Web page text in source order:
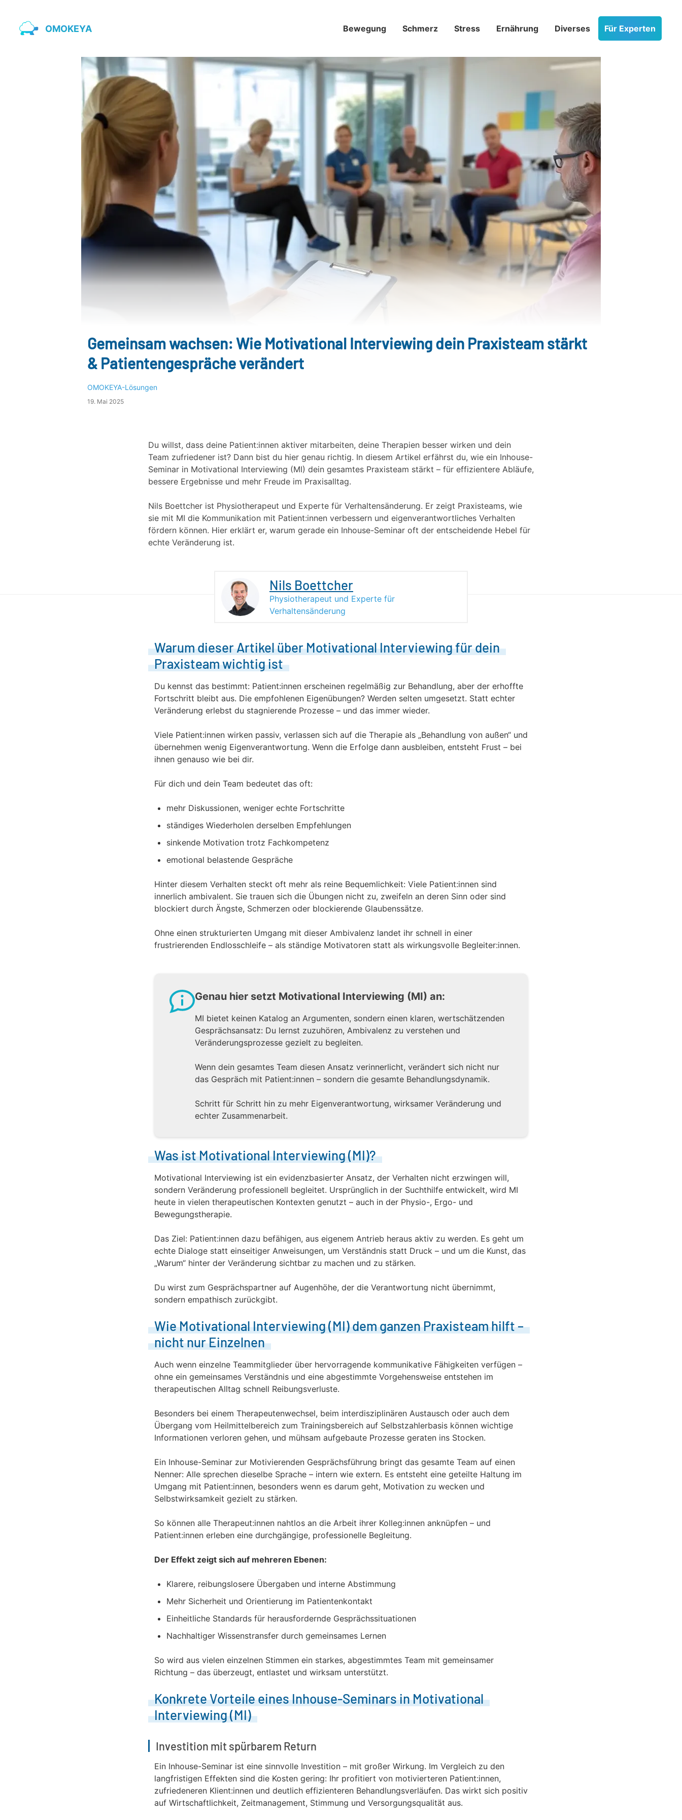
OMOKEYA Für Experten
Bewegung Schmerz­ Stress­ Ernährung Diverses
Gemeinsam wachsen: Wie Motivational Interviewing dein Praxisteam stärkt
& Patientengespräche verändert
OMOKEYA-Lösungen
19. Mai 2025
Du willst, dass deine Patient:innen aktiver mitarbeiten, deine Therapien besser wirken und dein
Team zufriedener ist? Dann bist du hier genau richtig. In diesem Artikel erfährst du, wie ein Inhouse-
Seminar in Motivational Interviewing (MI) dein gesamtes Praxisteam stärkt – für effizientere Abläufe,
bessere Ergebnisse und mehr Freude im Praxisalltag.
Nils Boettcher ist Physiotherapeut und Experte für Verhaltensänderung. Er zeigt Praxisteams, wie
sie mit MI die Kommunikation mit Patient:innen verbessern und eigenverantwortliches Verhalten
fördern können. Hier erklärt er, warum gerade ein Inhouse-Seminar oft der entscheidende Hebel für
echte Veränderung ist.
Nils Boettcher
Physiotherapeut und Experte für
Verhaltensänderung
Warum dieser Artikel über Motivational Interviewing für dein
Praxisteam wichtig ist
Du kennst das bestimmt: Patient:innen erscheinen regelmäßig zur Behandlung, aber der erhoffte
Fortschritt bleibt aus. Die empfohlenen Eigenübungen? Werden selten umgesetzt. Statt echter
Veränderung erlebst du stagnierende Prozesse – und das immer wieder.
Viele Patient:innen wirken passiv, verlassen sich auf die Therapie als „Behandlung von außen“ und
übernehmen wenig Eigenverantwortung. Wenn die Erfolge dann ausbleiben, entsteht Frust – bei
ihnen genauso wie bei dir.
Für dich und dein Team bedeutet das oft:
mehr Diskussionen, weniger echte Fortschritte
ständiges Wiederholen derselben Empfehlungen
sinkende Motivation trotz Fachkompetenz
emotional belastende Gespräche
Hinter diesem Verhalten steckt oft mehr als reine Bequemlichkeit: Viele Patient:innen sind
innerlich ambivalent. Sie trauen sich die Übungen nicht zu, zweifeln an deren Sinn oder sind
blockiert durch Ängste, Schmerzen oder blockierende Glaubenssätze.
Ohne einen strukturierten Umgang mit dieser Ambivalenz landet ihr schnell in einer
frustrierenden Endlosschleife – als ständige Motivatoren statt als wirkungsvolle Begleiter:innen.
Genau hier setzt Motivational Interviewing (MI) an:
MI bietet keinen Katalog an Argumenten, sondern einen klaren, wertschätzenden
Gesprächsansatz: Du lernst zuzuhören, Ambivalenz zu verstehen und
Veränderungsprozesse gezielt zu begleiten.
Wenn dein gesamtes Team diesen Ansatz verinnerlicht, verändert sich nicht nur
das Gespräch mit Patient:innen – sondern die gesamte Behandlungsdynamik.
Schritt für Schritt hin zu mehr Eigenverantwortung, wirksamer Veränderung und
echter Zusammenarbeit.
Was ist Motivational Interviewing (MI)?
Motivational Interviewing ist ein evidenzbasierter Ansatz, der Verhalten nicht erzwingen will,
sondern Veränderung professionell begleitet. Ursprünglich in der Suchthilfe entwickelt, wird MI
heute in vielen therapeutischen Kontexten genutzt – auch in der Physio-, Ergo- und
Bewegungstherapie.
Das Ziel: Patient:innen dazu befähigen, aus eigenem Antrieb heraus aktiv zu werden. Es geht um
echte Dialoge statt einseitiger Anweisungen, um Verständnis statt Druck – und um die Kunst, das
„Warum“ hinter der Veränderung sichtbar zu machen und zu stärken.
Du wirst zum Gesprächspartner auf Augenhöhe, der die Verantwortung nicht übernimmt,
sondern empathisch zurückgibt.
Wie Motivational Interviewing (MI) dem ganzen Praxisteam hilft –
nicht nur Einzelnen
Auch wenn einzelne Teammitglieder über hervorragende kommunikative Fähigkeiten verfügen –
ohne ein gemeinsames Verständnis und eine abgestimmte Vorgehensweise entstehen im
therapeutischen Alltag schnell Reibungsverluste.
Besonders bei einem Therapeutenwechsel, beim interdisziplinären Austausch oder auch dem
Übergang vom Heilmittelbereich zum Trainingsbereich auf Selbstzahlerbasis können wichtige
Informationen verloren gehen, und mühsam aufgebaute Prozesse geraten ins Stocken.
Ein Inhouse-Seminar zur Motivierenden Gesprächsführung bringt das gesamte Team auf einen
Nenner: Alle sprechen dieselbe Sprache – intern wie extern. Es entsteht eine geteilte Haltung im
Umgang mit Patient:innen, besonders wenn es darum geht, Motivation zu wecken und
Selbstwirksamkeit gezielt zu stärken.
So können alle Therapeut:innen nahtlos an die Arbeit ihrer Kolleg:innen anknüpfen – und
Patient:innen erleben eine durchgängige, professionelle Begleitung.
Der Effekt zeigt sich auf mehreren Ebenen:
Klarere, reibungslosere Übergaben und interne Abstimmung
Mehr Sicherheit und Orientierung im Patientenkontakt
Einheitliche Standards für herausfordernde Gesprächssituationen
Nachhaltiger Wissenstransfer durch gemeinsames Lernen
So wird aus vielen einzelnen Stimmen ein starkes, abgestimmtes Team mit gemeinsamer
Richtung – das überzeugt, entlastet und wirksam unterstützt.
Konkrete Vorteile eines Inhouse-Seminars in Motivational
Interviewing (MI)
Investition mit spürbarem Return
Ein Inhouse-Seminar ist eine sinnvolle Investition – mit großer Wirkung. Im Vergleich zu den
langfristigen Effekten sind die Kosten gering: Ihr profitiert von motivierteren Patient:innen,
zufriedeneren Klient:innen und deutlich effizienteren Behandlungsverläufen. Das wirkt sich positiv
auf Wirtschaftlichkeit, Zeitmanagement, Stimmung und Versorgungsqualität aus.